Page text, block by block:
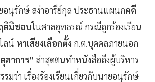
อนุรักษ์ สง่าอารีย์กุล ประธานแผนกคดี
ติมิชอบในศาลอุทธรณ์ กรณีถูกร้องเรียน
ลน์ หาเสียงเลือกตั้ง ก.ต.บุคคลภายนอก
ลาการ” ล่าสุดตนทำหนังสือถึงผู้บริหาร
รมว่า เรื่องร้องเรียนเกี่ยวกับนายอนุรักษ์